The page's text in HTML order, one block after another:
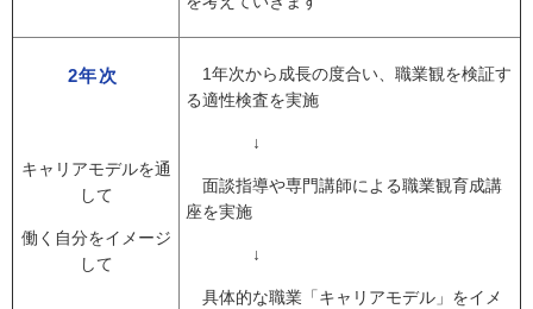
2年次
キャリアモデルを通
して
働く自分をイメージ
して
1年次から成長の度合い、職業観を検証す
る適性検査を実施
↓
面談指導や専門講師による職業観育成講
座を実施
↓
具体的な職業「キャリアモデル」をイメ